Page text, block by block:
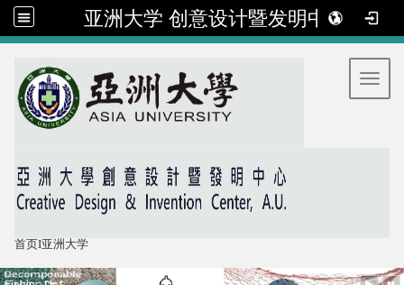
亚洲大学 创意设计暨发明中心
首页I亚洲大学